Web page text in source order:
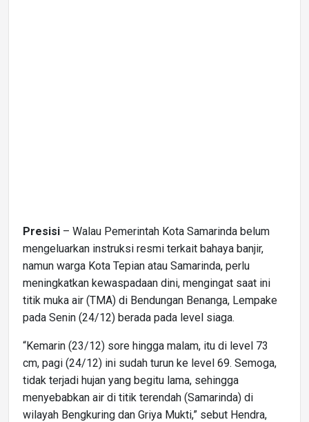
Presisi – Walau Pemerintah Kota Samarinda belum
mengeluarkan instruksi resmi terkait bahaya banjir,
namun warga Kota Tepian atau Samarinda, perlu
meningkatkan kewaspadaan dini, mengingat saat ini
titik muka air (TMA) di Bendungan Benanga, Lempake
pada Senin (24/12) berada pada level siaga.
“Kemarin (23/12) sore hingga malam, itu di level 73
cm, pagi (24/12) ini sudah turun ke level 69. Semoga,
tidak terjadi hujan yang begitu lama, sehingga
menyebabkan air di titik terendah (Samarinda) di
wilayah Bengkuring dan Griya Mukti,” sebut Hendra,